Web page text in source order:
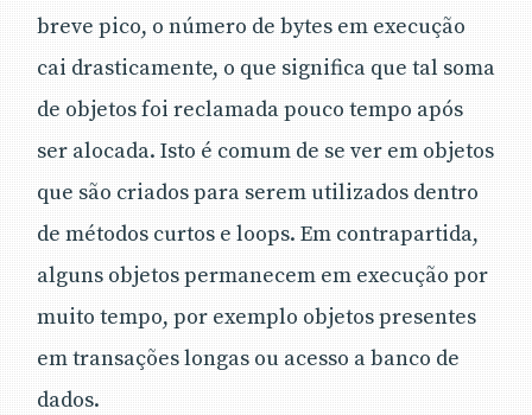
breve pico, o número de bytes em execução
cai drasticamente, o que significa que tal soma
de objetos foi reclamada pouco tempo após
ser alocada. Isto é comum de se ver em objetos
que são criados para serem utilizados dentro
de métodos curtos e loops. Em contrapartida,
alguns objetos permanecem em execução por
muito tempo, por exemplo objetos presentes
em transações longas ou acesso a banco de
dados.